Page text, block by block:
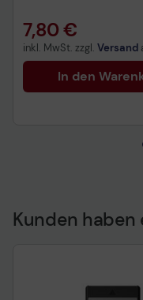
7,80 €
inkl. MwSt. zzgl. Versand
In den
Kunden